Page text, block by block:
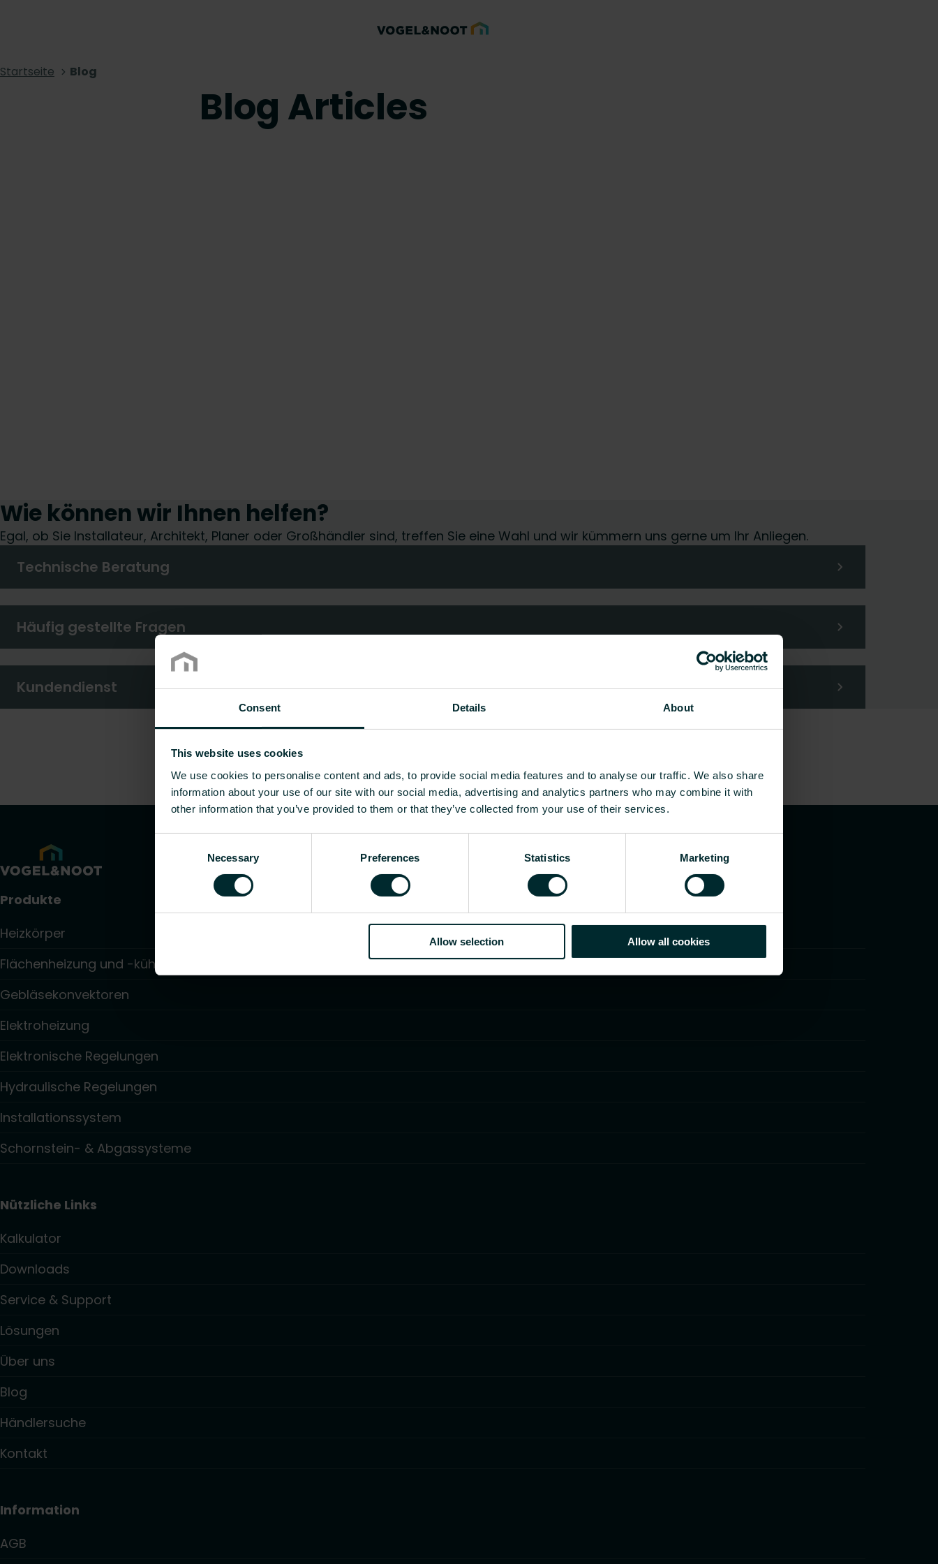
Consent Details About
This website uses cookies
We use cookies to personalise content and ads, to provide social media features and to analyse our traffic. We also share
information about your use of our site with our social media, advertising and analytics partners who may combine it with
other information that you’ve provided to them or that they’ve collected from your use of their services.
Necessary Preferences Statistics Marketing
Allow selection Allow all cookies
Startseite Blog
Blog Articles
Wie können wir Ihnen helfen?
Egal, ob Sie Installateur, Architekt, Planer oder Großhändler sind, treffen Sie eine Wahl und wir kümmern uns gerne um Ihr Anliegen.
Technische Beratung
Häufig gestellte Fragen
Kundendienst
Produkte
Heizkörper
Flächenheizung und -kühlung
Gebläsekonvektoren
Elektroheizung
Elektronische Regelungen
Hydraulische Regelungen
Installationssystem
Schornstein- & Abgassysteme
Nützliche Links
Kalkulator
Downloads
Service & Support
Lösungen
Über uns
Blog
Händlersuche
Kontakt
Information
AGB